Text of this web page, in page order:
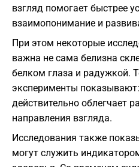
взгляд помогает быстрее
взаимопонимание и
При этом некоторые
важна не сама белизна
белком глаза и радужкой.
эксперименты
действительно облегчает
направления взгляда.
Исследования также
могут служить